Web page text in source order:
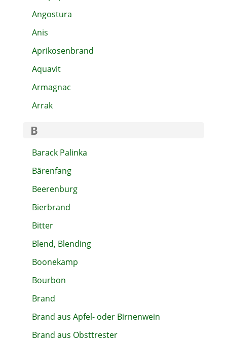
Angostura
Anis
Aprikosenbrand
Aquavit
Armagnac
Arrak
B
Barack Palinka
Bärenfang
Beerenburg
Bierbrand
Bitter
Blend, Blending
Boonekamp
Bourbon
Brand
Brand aus Apfel- oder Birnenwein
Brand aus Obsttrester